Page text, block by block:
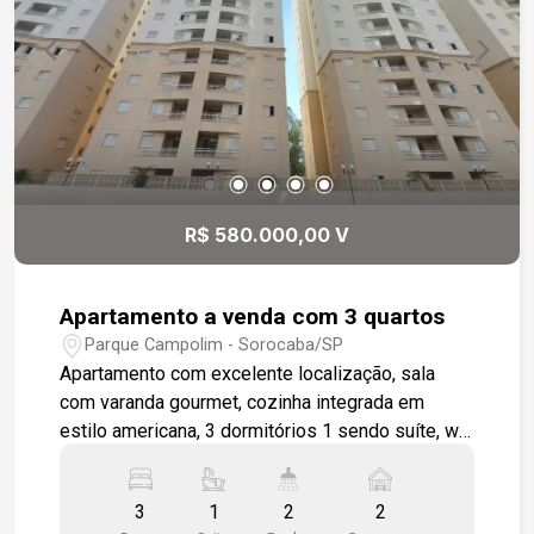
R$ 580.000,00 V
Apartamento a venda com 3 quartos
Parque Campolim - Sorocaba/SP
Apartamento com excelente localização, sala
com varanda gourmet, cozinha integrada em
estilo americana, 3 dormitórios 1 sendo suíte, wc
entregue todo em piso cerâmico padrão, 2 vagas
de garagem cobertas. Condomínio completo para
3 1 2 2